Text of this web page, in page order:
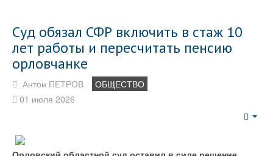
Суд обязал СФР включить в стаж 10
лет работы и пересчитать пенсию
орловчанке
Антон ПЕТРОВ
ОБЩЕСТВО
01 июля 2026